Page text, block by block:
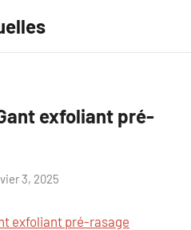
exfoliant pré-
3, 2025
exfoliant pré-rasage